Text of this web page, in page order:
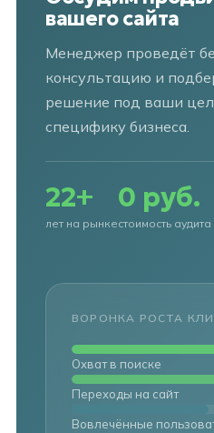
вашего сайта
Менеджер проведёт
консультацию и
решение под ваши
специфику бизнеса.
22+
лет на рынке
0 руб.
стоимость аудита
ВОРОНКА РОСТА
Охват в поиске
Переходы на сайт
Вовлечённые